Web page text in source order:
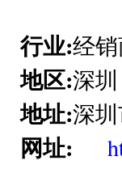
行业:经
地区:深圳
地址:深
网址: